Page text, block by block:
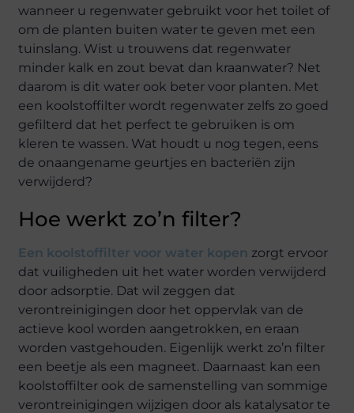
wanneer u regenwater gebruikt voor het toilet of
om de planten buiten water te geven met een
tuinslang. Wist u trouwens dat regenwater
minder kalk en zout bevat dan kraanwater? Net
daarom is dit water ook beter voor planten. Met
een koolstoffilter wordt regenwater zelfs zo goed
gefilterd dat het perfect te gebruiken is om
kleren te wassen. Wat houdt u nog tegen, eens
de onaangename geurtjes en bacteriën zijn
verwijderd?
Hoe werkt zo’n filter?
Een koolstoffilter voor water kopen zorgt ervoor
dat vuiligheden uit het water worden verwijderd
door adsorptie. Dat wil zeggen dat
verontreinigingen door het oppervlak van de
actieve kool worden aangetrokken, en eraan
worden vastgehouden. Eigenlijk werkt zo’n filter
een beetje als een magneet. Daarnaast kan een
koolstoffilter ook de samenstelling van sommige
verontreinigingen wijzigen door als katalysator te